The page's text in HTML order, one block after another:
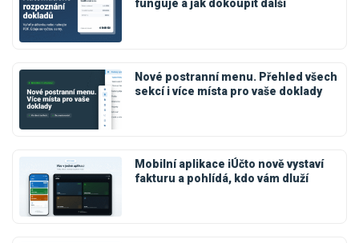
funguje a jak dokoupit další
Nové postranní menu. Přehled všech
sekcí i více místa pro vaše doklady
Mobilní aplikace iÚčto nově vystaví
fakturu a pohlídá, kdo vám dluží